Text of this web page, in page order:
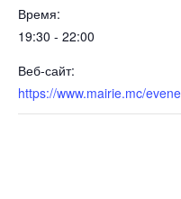
Время:
19:30 - 22:00
Веб-сайт:
https://www.mairie.mc/